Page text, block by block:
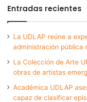
Entradas recientes
La UDLAP reúne a
administración pública
La Colección de Arte
obras de artistas
Académica UDLAP
capaz de clasificar